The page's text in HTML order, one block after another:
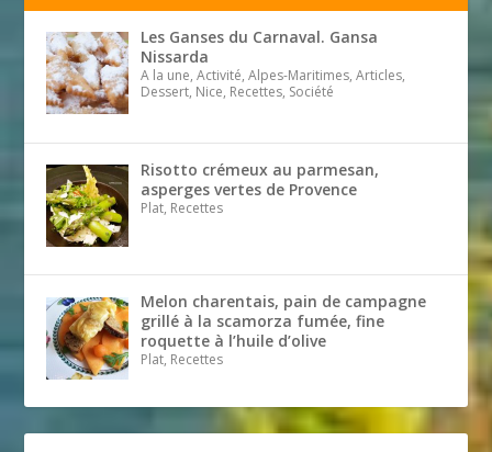
Les Ganses du Carnaval. Gansa
Nissarda
A la une, Activité, Alpes-Maritimes, Articles,
Dessert, Nice, Recettes, Société
Risotto crémeux au parmesan,
asperges vertes de Provence
Plat, Recettes
Melon charentais, pain de campagne
grillé à la scamorza fumée, fine
roquette à l’huile d’olive
Plat, Recettes